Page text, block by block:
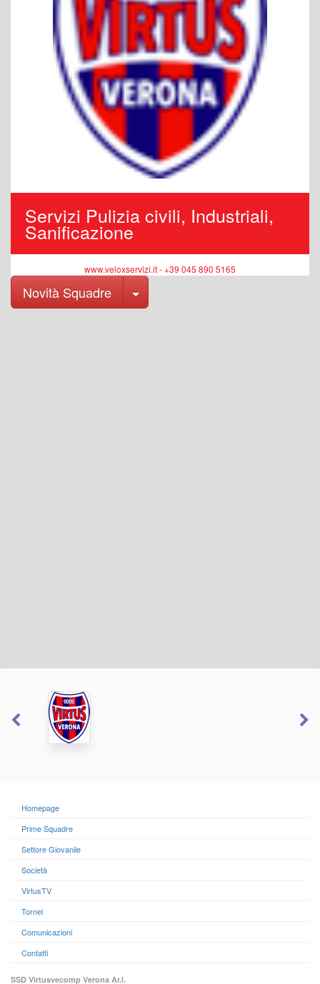
Servizi Pulizia civili, Industriali,
Sanificazione
www.veloxservizi.it - +39 045 890 5165
Novità Squadre Toggle Dropdown
Homepage
Prime Squadre
Settore Giovanile
Società
VirtusTV
Tornei
Comunicazioni
Contatti
SSD Virtusvecomp Verona Ar.l.